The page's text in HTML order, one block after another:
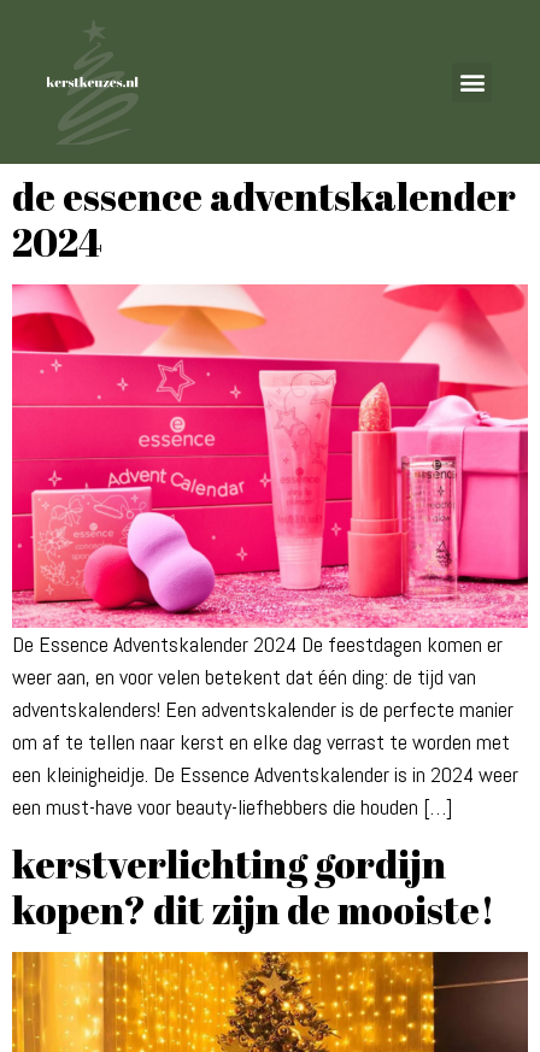
de essence adventskalender
2024
De Essence Adventskalender 2024 De feestdagen komen er
weer aan, en voor velen betekent dat één ding: de tijd van
adventskalenders! Een adventskalender is de perfecte manier
om af te tellen naar kerst en elke dag verrast te worden met
een kleinigheidje. De Essence Adventskalender is in 2024 weer
een must-have voor beauty-liefhebbers die houden […]
kerstverlichting gordijn
kopen? dit zijn de mooiste!